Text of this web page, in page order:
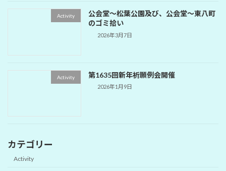
Activity
公会堂～松葉公園及び、公会堂～東八町
のゴミ拾い
2026年3月7日
Activity 第1635回新年祈願例会開催
2026年1月9日
カテゴリー
Activity